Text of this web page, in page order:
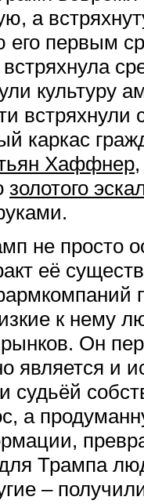
а
его первым
культуру
каркас
Хаффнер
золотого
не просто
её
к нему
рынков. Он
является и
судьёй
а
Трампа
–